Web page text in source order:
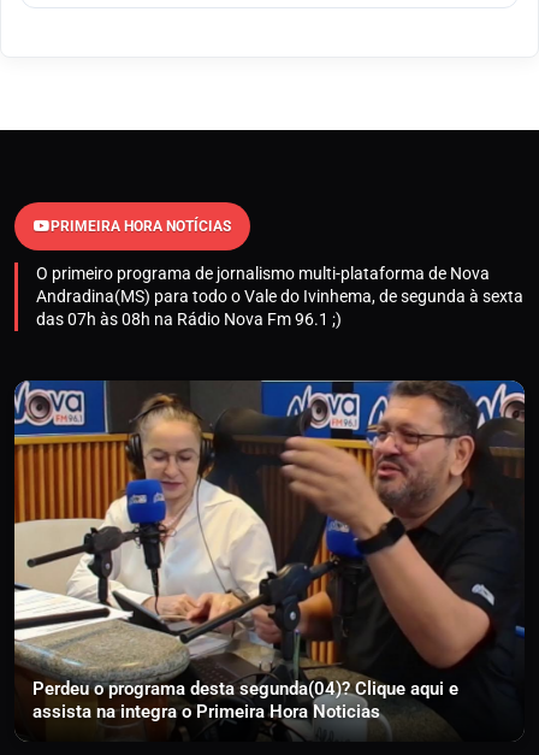
PRIMEIRA HORA NOTÍCIAS
O primeiro programa de jornalismo multi-plataforma de Nova
Andradina(MS) para todo o Vale do Ivinhema, de segunda à sexta
das 07h às 08h na Rádio Nova Fm 96.1 ;)
Perdeu o programa desta segunda(04)? Clique aqui e
assista na integra o Primeira Hora Noticias